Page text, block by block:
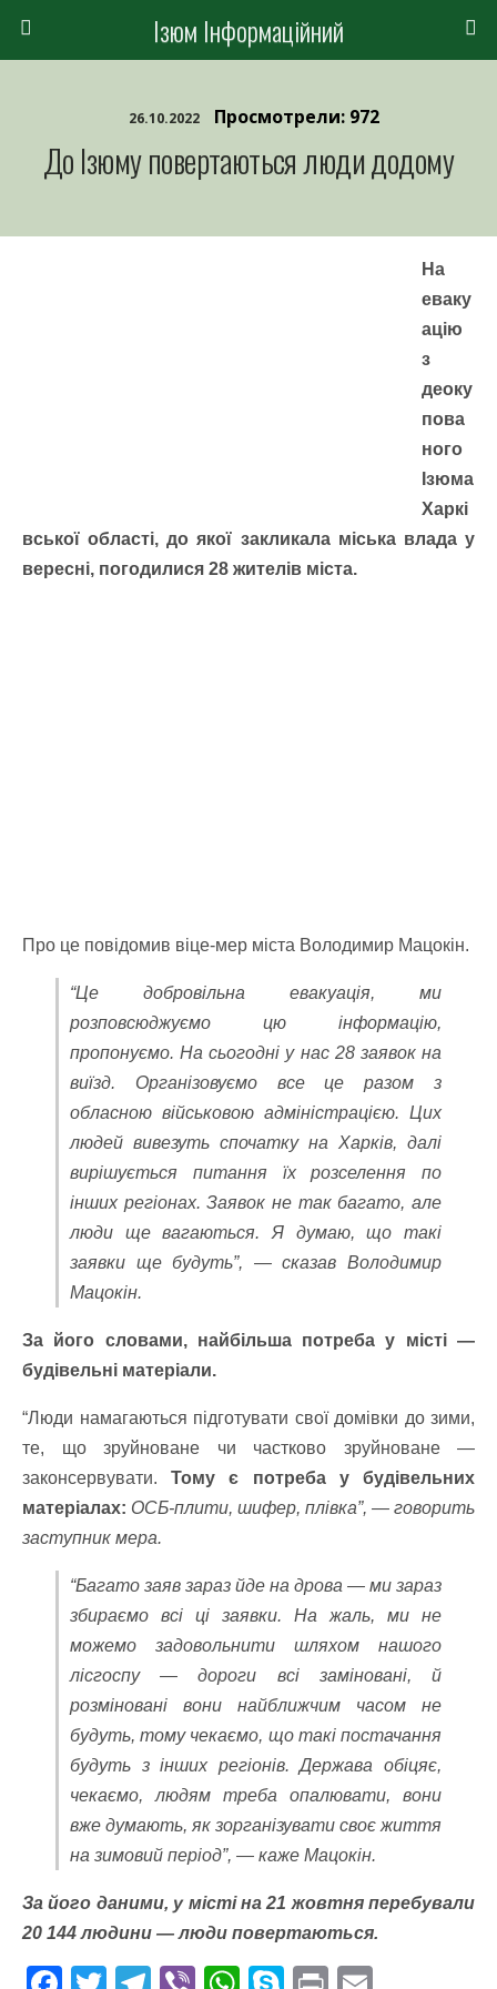
Ізюм Інформаційний
26.10.2022 Просмотрели: 972
До Ізюму повертаються люди додому
На
еваку
ацію
з
деоку
пова
ного
Ізюма
Харкі
вської області, до якої закликала міська влада у
вересні, погодилися 28 жителів міста.
Про це повідомив віце-мер міста Володимир Мацокін.
“Це добровільна евакуація, ми
розповсюджуємо цю інформацію,
пропонуємо. На сьогодні у нас 28 заявок на
виїзд. Організовуємо все це разом з
обласною військовою адміністрацією. Цих
людей вивезуть спочатку на Харків, далі
вирішується питання їх розселення по
інших регіонах. Заявок не так багато, але
люди ще вагаються. Я думаю, що такі
заявки ще будуть”, — сказав Володимир
Мацокін.
За його словами, найбільша потреба у місті —
будівельні матеріали.
“Люди намагаються підготувати свої домівки до зими,
те, що зруйноване чи частково зруйноване —
законсервувати.Тому є потреба у будівельних
матеріалах: ОСБ-плити, шифер, плівка”, — говорить
заступник мера.
“Багато заяв зараз йде на дрова — ми зараз
збираємо всі ці заявки. На жаль, ми не
можемо задовольнити шляхом нашого
лісгоспу — дороги всі заміновані, й
розміновані вони найближчим часом не
будуть, тому чекаємо, що такі постачання
будуть з інших регіонів. Держава обіцяє,
чекаємо, людям треба опалювати, вони
вже думають, як зорганізувати своє життя
на зимовий період”, — каже Мацокін.
За його даними, у місті на 21 жовтня перебували
20 144 людини — люди повертаються.